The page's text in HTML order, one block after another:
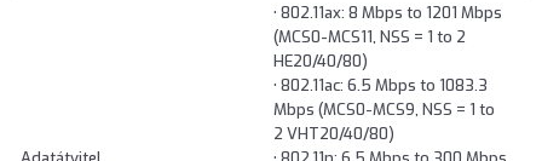
• 802.11ax: 8 Mbps to 1201 Mbps
(MCS0-MCS11, NSS = 1 to 2
HE20/40/80)
• 802.11ac: 6.5 Mbps to 1083.3
Mbps (MCS0-MCS9, NSS = 1 to
2 VHT20/40/80)